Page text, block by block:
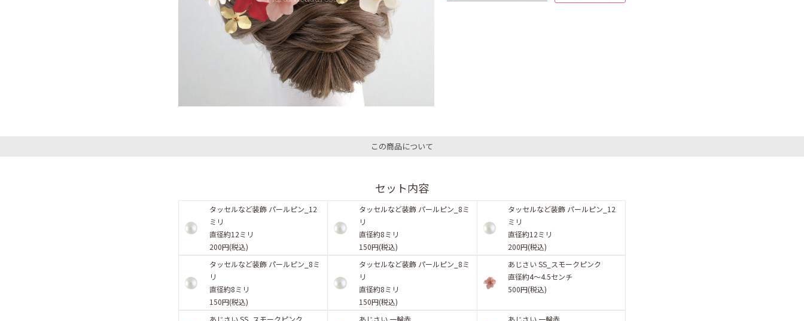
この商品について
セット内容
タッセルなど装飾 パールピン_12
ミリ
直径約12ミリ
200円(税込)
タッセルなど装飾 パールピン_8ミ
リ
直径約8ミリ
150円(税込)
タッセルなど装飾 パールピン_12
ミリ
直径約12ミリ
200円(税込)
タッセルなど装飾 パールピン_8ミ
リ
直径約8ミリ
150円(税込)
タッセルなど装飾 パールピン_8ミ
リ
直径約8ミリ
150円(税込)
あじさい SS_スモークピンク
直径約4〜4.5センチ
500円(税込)